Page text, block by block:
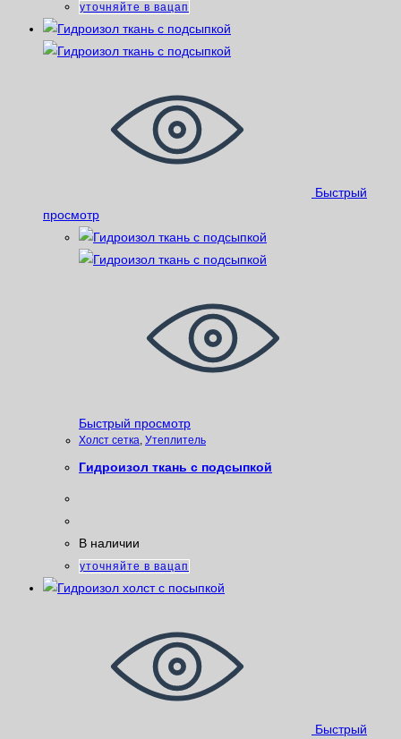
уточняйте в вацап
Быстрый
просмотр
Быстрый просмотр
Xолст сетка, Утеплитель
Гидроизол ткань с подсыпкой
В наличии
уточняйте в вацап
Быстрый